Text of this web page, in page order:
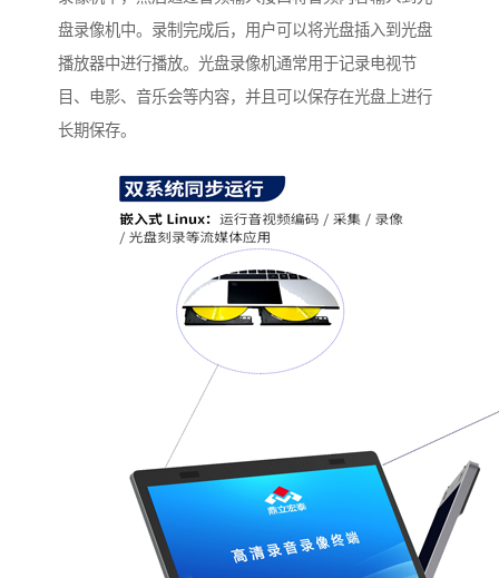
盘录像机中。录制完成后，用户可以将光盘插入到光盘
播放器中进行播放。光盘录像机通常用于记录电视节
目、电影、音乐会等内容，并且可以保存在光盘上进行
长期保存。